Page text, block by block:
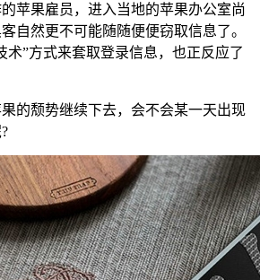
苹果雇员，进入当地的苹果办公室尚
自然更不可能随随便便窃取信息了。
术”方式来套取登录信息，也正反应了
的颓势继续下去，会不会某一天出现